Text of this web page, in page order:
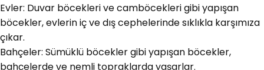
Evler: Duvar böcekleri ve camböcekleri gibi yapışan
böcekler, evlerin iç ve dış cephelerinde sıklıkla karşımıza
çıkar.
Bahçeler: Sümüklü böcekler gibi yapışan böcekler,
bahçelerde ve nemli topraklarda yaşarlar.